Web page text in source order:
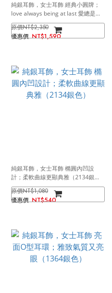
純銀耳飾，女士耳飾 經典小圓牌；
love always being at last 愛總是在
最後（2146）
NT$2,350
NT$1,590
純銀耳飾，女士耳飾 橢圓內凹設
計；柔軟曲線更顯典雅（2134銀
色）
NT$1,080
NT$540